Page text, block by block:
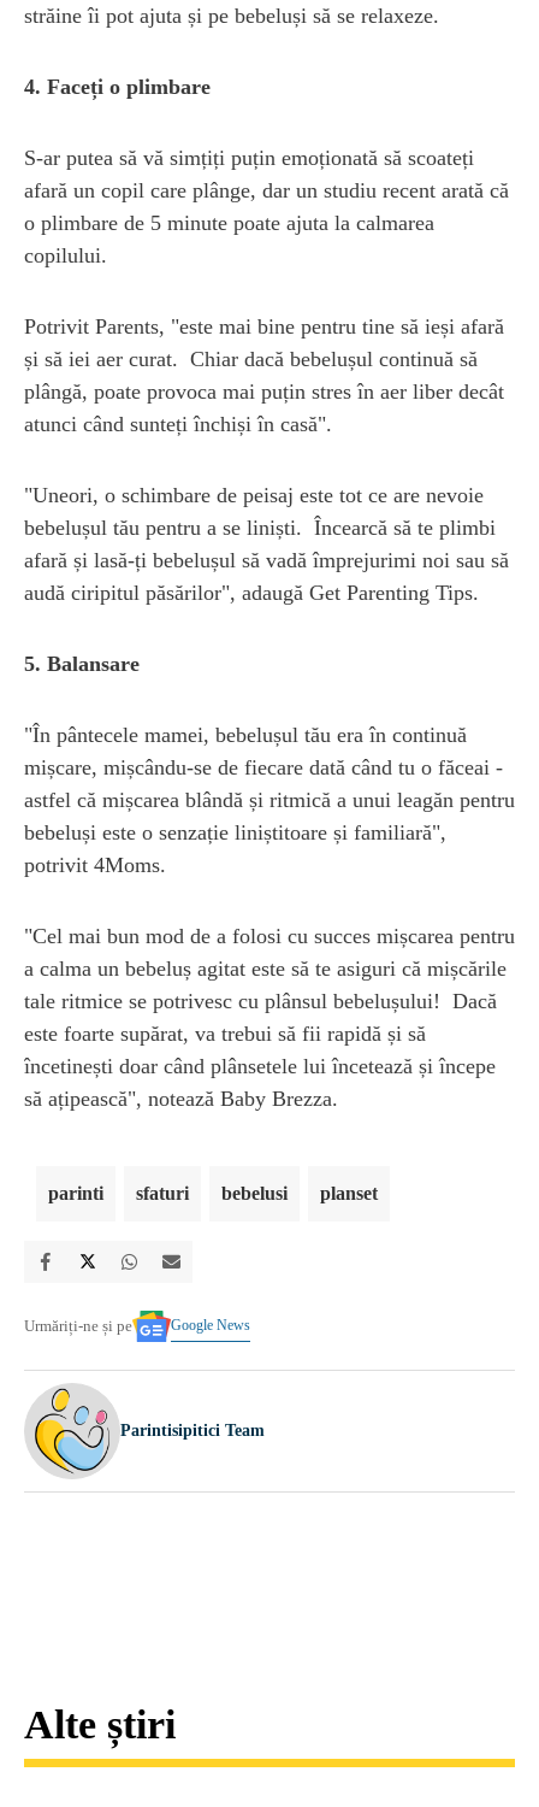
străine îi pot ajuta și pe bebeluși să se relaxeze.
4. Faceți o plimbare
S-ar putea să vă simțiți puțin emoționată să scoateți
afară un copil care plânge, dar un studiu recent arată că
o plimbare de 5 minute poate ajuta la calmarea
copilului.
Potrivit Parents, "este mai bine pentru tine să ieși afară
și să iei aer curat. Chiar dacă bebelușul continuă să
plângă, poate provoca mai puțin stres în aer liber decât
atunci când sunteți închiși în casă".
"Uneori, o schimbare de peisaj este tot ce are nevoie
bebelușul tău pentru a se liniști. Încearcă să te plimbi
afară și lasă-ți bebelușul să vadă împrejurimi noi sau să
audă ciripitul păsărilor", adaugă Get Parenting Tips.
5. Balansare
"În pântecele mamei, bebelușul tău era în continuă
mișcare, mișcându-se de fiecare dată când tu o făceai -
astfel că mișcarea blândă și ritmică a unui leagăn pentru
bebeluși este o senzație liniștitoare și familiară",
potrivit 4Moms.
"Cel mai bun mod de a folosi cu succes mișcarea pentru
a calma un bebeluș agitat este să te asiguri că mișcările
tale ritmice se potrivesc cu plânsul bebelușului! Dacă
este foarte supărat, va trebui să fii rapidă și să
încetinești doar când plânsetele lui încetează și începe
să ațipească", notează Baby Brezza.
parinti sfaturi bebelusi planset
Urmăriți-ne și pe Google News
Parintisipitici Team
Alte știri